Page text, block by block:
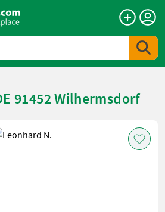
91452 Wilhermsdorf